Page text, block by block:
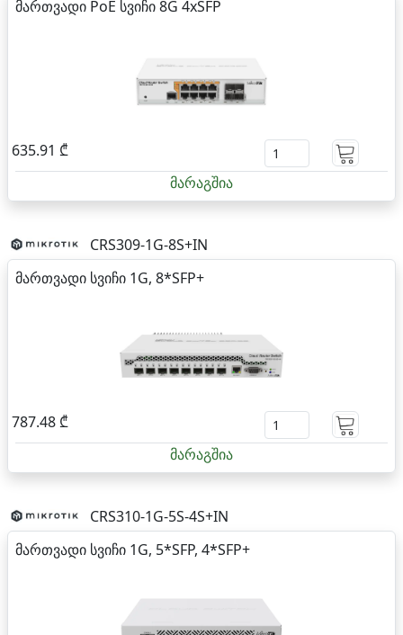
მართვადი PoE სვიჩი 8G 4xSFP
635.91 ₾
მარაგშია
CRS309-1G-8S+IN
მართვადი სვიჩი 1G, 8*SFP+
787.48 ₾
მარაგშია
CRS310-1G-5S-4S+IN
მართვადი სვიჩი 1G, 5*SFP, 4*SFP+